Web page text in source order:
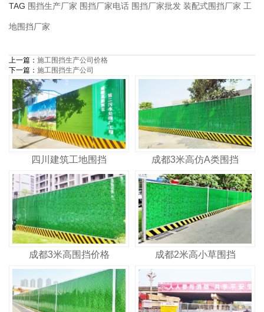
TAG 围挡生产厂家 围挡厂家电话 围挡厂家批发 装配式围挡厂家 工
地围挡厂家
上一篇： 施工围挡生产公司价格
下一篇： 施工围挡生产公司
四川建筑工地围挡 成都3米高仿A类围挡
成都3米高围挡价格 成都2米高小草围挡